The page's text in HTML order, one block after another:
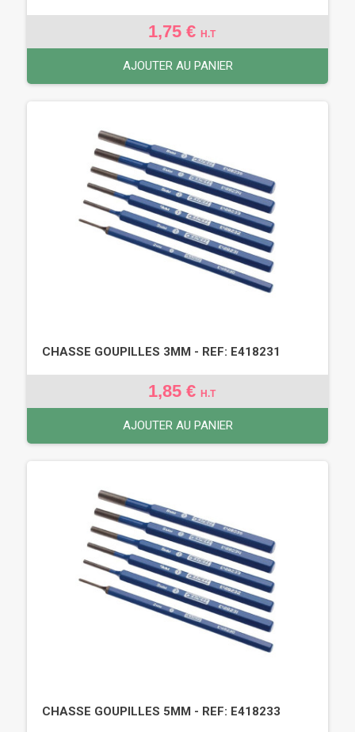
1,75 € H.T
AJOUTER AU PANIER
CHASSE GOUPILLES 3MM - REF: E418231
1,85 € H.T
AJOUTER AU PANIER
CHASSE GOUPILLES 5MM - REF: E418233